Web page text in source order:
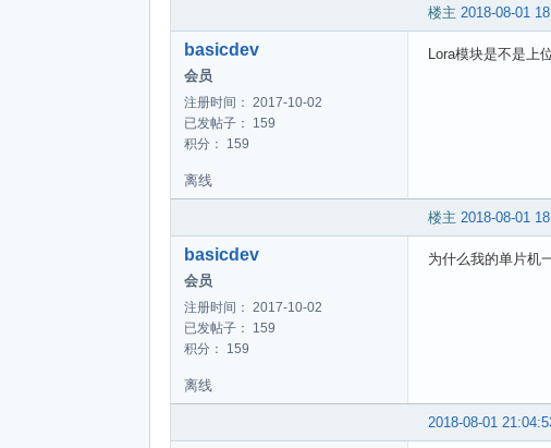
楼主 2018-08-01
basicdev
会员
注册时间： 2017-10-02
已发帖子： 159
积分： 159
Lora模块是不是
离线
楼主 2018-08-01
basicdev
会员
注册时间： 2017-10-02
已发帖子： 159
积分： 159
为什么我的单片机
离线
2018-08-01